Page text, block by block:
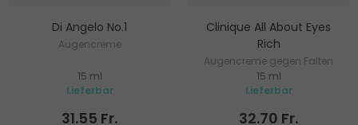
Di Angelo No.1
Augencreme
15 ml
Lieferbar
31.55 Fr.
Clinique All About Eyes
Rich
Augencreme gegen Falten
15 ml
Lieferbar
32.70 Fr.